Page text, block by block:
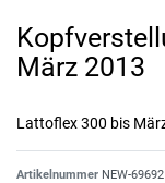
März 2013
Lattoflex 300 bis
Artikelnummer NEW-69692